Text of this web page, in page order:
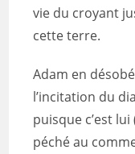
vie du croyant
cette terre.
Adam en
l’incitation du
puisque c’est
péché au